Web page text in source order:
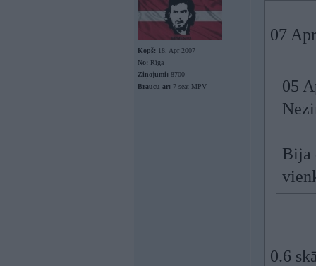
Kopš: 18. Apr 2007
No: Rīga
Ziņojumi: 8700
Braucu ar: 7 seat MPV
07
05
Bija
0.6